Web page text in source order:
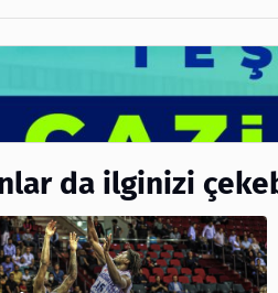
da ilginizi